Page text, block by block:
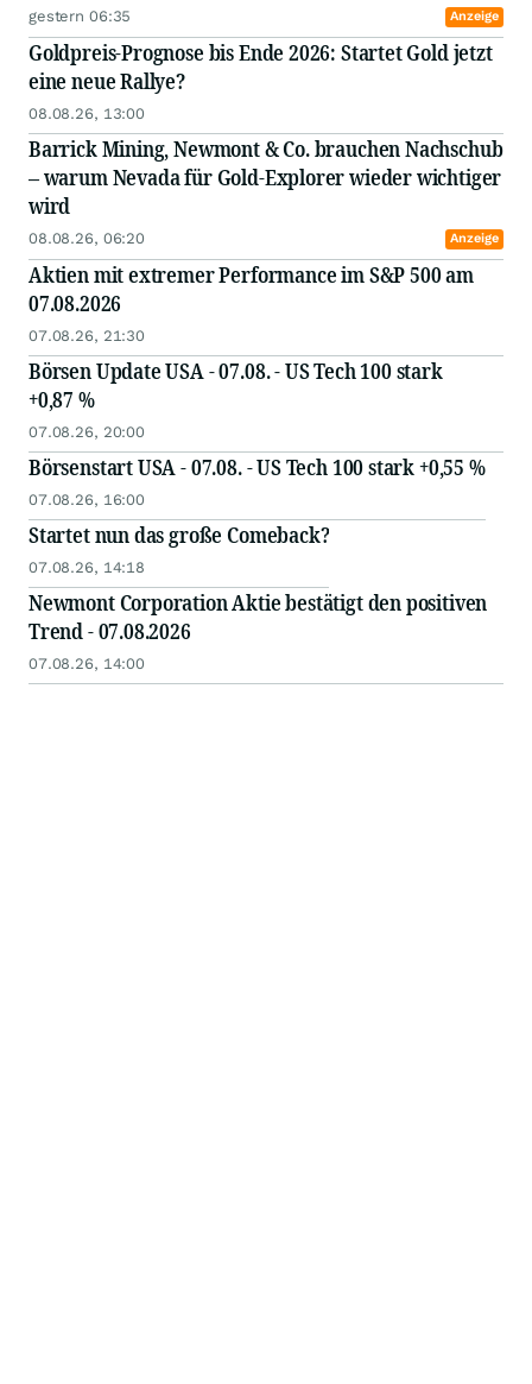
gestern 06:35 Anzeige
Goldpreis-Prognose bis Ende 2026: Startet Gold jetzt
eine neue Rallye?
08.08.26, 13:00
Barrick Mining, Newmont & Co. brauchen Nachschub
– warum Nevada für Gold-Explorer wieder wichtiger
wird
08.08.26, 06:20 Anzeige
Aktien mit extremer Performance im S&P 500 am
07.08.2026
07.08.26, 21:30
Börsen Update USA - 07.08. - US Tech 100 stark
+0,87 %
07.08.26, 20:00
Börsenstart USA - 07.08. - US Tech 100 stark +0,55 %
07.08.26, 16:00
Startet nun das große Comeback?
07.08.26, 14:18
Newmont Corporation Aktie bestätigt den positiven
Trend - 07.08.2026
07.08.26, 14:00